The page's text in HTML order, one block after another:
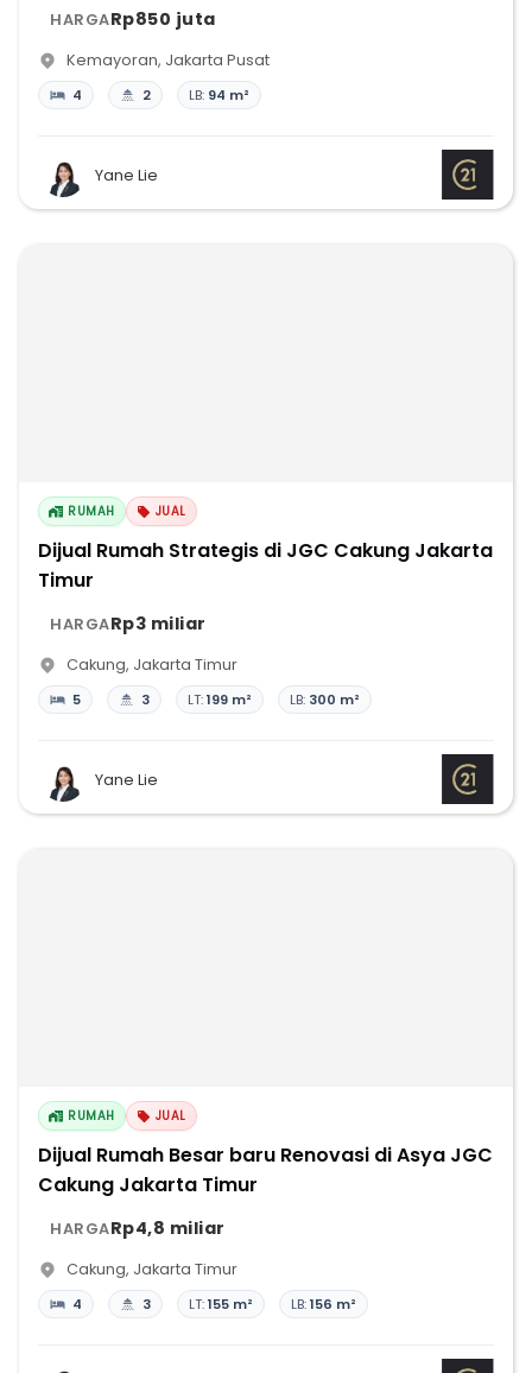
HARGARp850 juta
Kemayoran, Jakarta Pusat
4 2 LB: 94 m²
Yane Lie
RUMAH JUAL
Dijual Rumah Strategis di JGC Cakung Jakarta
Timur
HARGARp3 miliar
Cakung, Jakarta Timur
5 3 LT:199 m² LB: 300 m²
Yane Lie
RUMAH JUAL
Dijual Rumah Besar baru Renovasi di Asya JGC
Cakung Jakarta Timur
HARGARp4,8 miliar
Cakung, Jakarta Timur
4 3 LT:155 m² LB:156 m²